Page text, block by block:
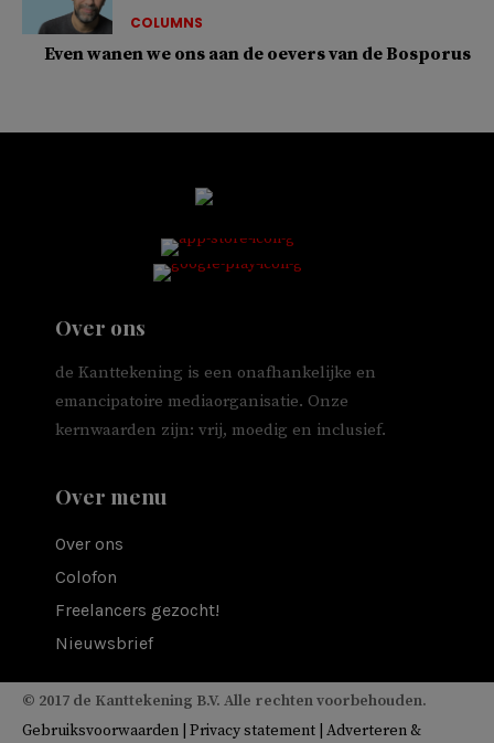
COLUMNS
Even wanen we ons aan de oevers van de Bosporus
Over ons
de Kanttekening is een onafhankelijke en
emancipatoire mediaorganisatie. Onze
kernwaarden zijn: vrij, moedig en inclusief.
Over menu
Over ons
Colofon
Freelancers gezocht!
Nieuwsbrief
© 2017 de Kanttekening B.V. Alle rechten voorbehouden.
Gebruiksvoorwaarden Privacy statement Adverteren &